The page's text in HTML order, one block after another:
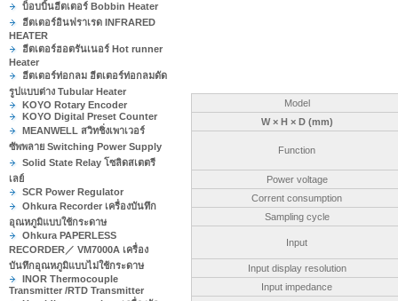
บ็อบบิ้นฮีตเตอร์ Bobbin Heater
ฮีตเตอร์อินฟราเรด INFRARED
HEATER
ฮีตเตอร์ฮอตรันเนอร์ Hot runner
Heater
ฮีตเตอร์ท่อกลม ฮีตเตอร์ท่อกลมดัด
รูปแบบต่าง Tubular Heater
KOYO Rotary Encoder
KOYO Digital Preset Counter
MEANWELL สวิทชิ่งเพาเวอร์
ซัพพลาย Switching Power Supply
Solid State Relay โซลิดสเตตรี
เลย์
SCR Power Regulator
Ohkura Recorder เครื่องบันทึก
อุณหภูมิแบบใช้กระดาษ
Ohkura PAPERLESS
RECORDER／ VM7000A เครื่อง
บันทึกอุณหภูมิแบบไม่ใช้กระดาษ
INOR Thermocouple
Transmitter /RTD Transmitter
Model
W × H × D (mm)
Function
Power voltage
Corrent consumption
Sampling cycle
Input
Input display resolution
Input impedance